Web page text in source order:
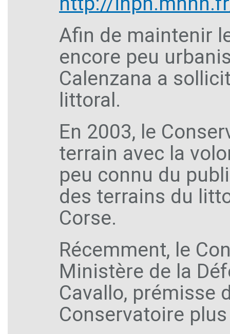
Afin de maintenir
encore peu
Calenzana a
littoral.
En 2003, le
terrain avec la
peu connu du
des terrains du
Corse.
Récemment, le
Ministère de la
Cavallo, prémisse
Conservatoire